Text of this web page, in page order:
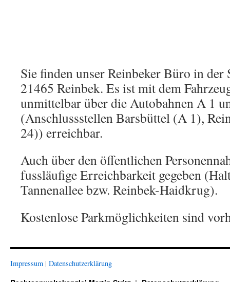
Sie finden unser Reinbeker Büro in der
21465 Reinbek. Es ist mit dem
unmittelbar über die Autobahnen A 1
(Anschlussstellen Barsbüttel (A 1),
24)) erreichbar.
Auch über den öffentlichen
fussläufige Erreichbarkeit gegeben
Tannenallee bzw. Reinbek-Haidkrug).
Kostenlose Parkmöglichkeiten sind
Impressum | Datenschutzerklärung